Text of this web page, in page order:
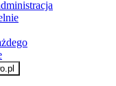
i logowanie do serwisu